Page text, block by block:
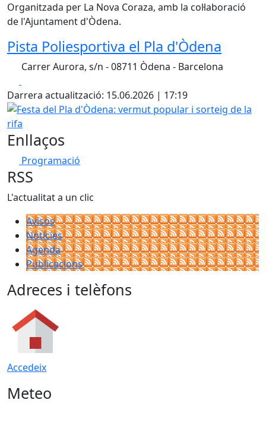
Organitzada per La Nova Coraza, amb la col·laboració
de l'Ajuntament d'Òdena.
Pista Poliesportiva el Pla d'Òdena
Carrer Aurora, s/n - 08711 Òdena - Barcelona
Darrera actualització: 15.06.2026 | 17:19
Festa del Pla d'Òdena: vermut popular i sorteig de la rifa
Enllaços
Programació
RSS
L'actualitat a un clic
Avisos
Notícies
Agenda
Publicacions
Adreces i telèfons
Accedeix
Meteo